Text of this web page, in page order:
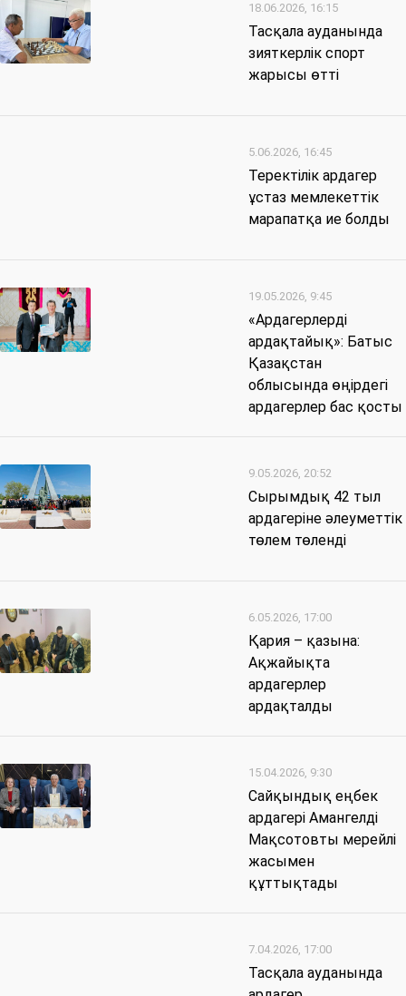
18.06.2026, 16:15
Тасқала ауданында
зияткерлік спорт
жарысы өтті
5.06.2026, 16:45
Теректілік ардагер
ұстаз мемлекеттік
марапатқа ие болды
19.05.2026, 9:45
«Ардагерлерді
ардақтайық»: Батыс
Қазақстан
облысында өңірдегі
ардагерлер бас қосты
9.05.2026, 20:52
Сырымдық 42 тыл
ардагеріне әлеуметтік
төлем төленді
6.05.2026, 17:00
Қария – қазына:
Ақжайықта
ардагерлер
ардақталды
15.04.2026, 9:30
Сайқындық еңбек
ардагері Амангелді
Мақсотовты мерейлі
жасымен
құттықтады
7.04.2026, 17:00
Тасқала ауданында